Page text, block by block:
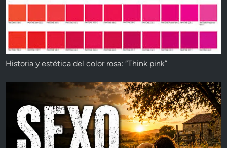
Historia y estética del color rosa: “Think pink”